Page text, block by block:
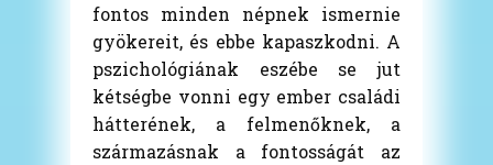
fontos minden népnek ismernie
gyökereit, és ebbe kapaszkodni. A
pszichológiának eszébe se jut
kétségbe vonni egy ember családi
hátterének, a felmenőknek, a
származásnak a fontosságát az